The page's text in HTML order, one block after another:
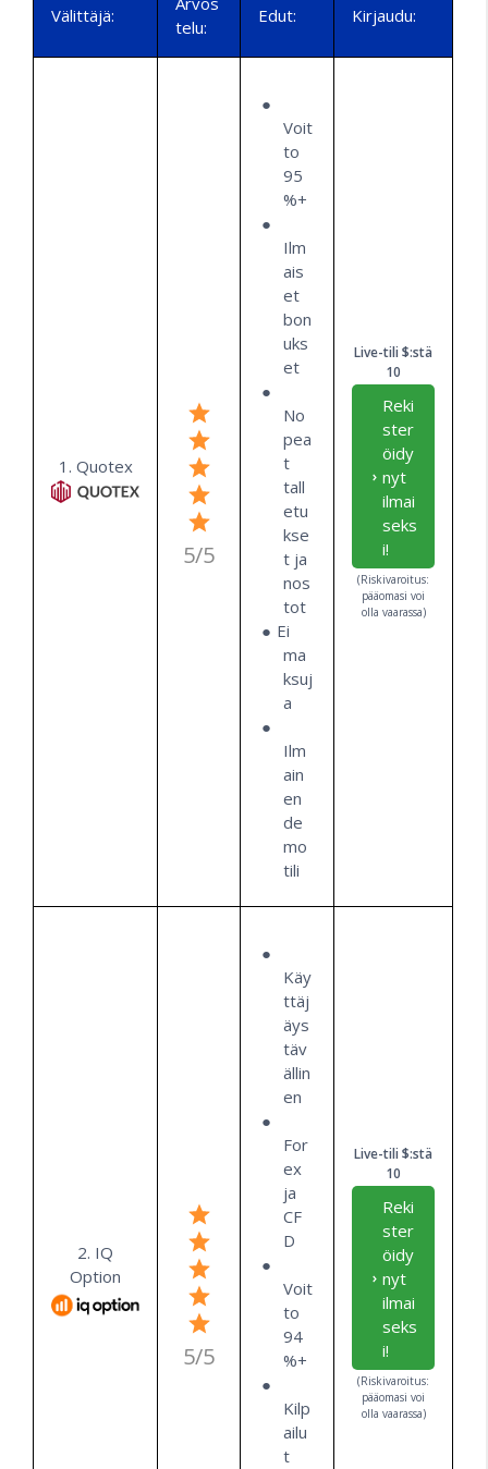
Välittäjä:
telu:
Edut: Kirjaudu:
1. Quotex
5/5
Voit
to
95
%+
Ilm
ais
et
bon
uks
et
No
pea
t
tall
etu
kse
t ja
nos
tot
Ei
ma
ksuj
a
Ilm
ain
en
de
mo
tili
Live-tili $:stä
10
Reki
ster
öidy
nyt
ilmai
seks
i!
(Riskivaroitus:
pääomasi voi
olla vaarassa)
2. IQ
Option
5/5
Käy
ttäj
äys
täv
ällin
en
For
ex
ja
CF
D
Voit
to
94
%+
Kilp
ailu
t
Live-tili $:stä
10
Reki
ster
öidy
nyt
ilmai
seks
i!
(Riskivaroitus:
pääomasi voi
olla vaarassa)